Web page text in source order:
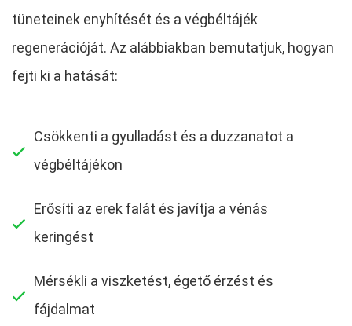
tüneteinek enyhítését és a végbéltájék
regenerációját. Az alábbiakban bemutatjuk, hogyan
fejti ki a hatását:
Csökkenti a gyulladást és a duzzanatot a
végbéltájékon
Erősíti az erek falát és javítja a vénás
keringést
Mérsékli a viszketést, égető érzést és
fájdalmat